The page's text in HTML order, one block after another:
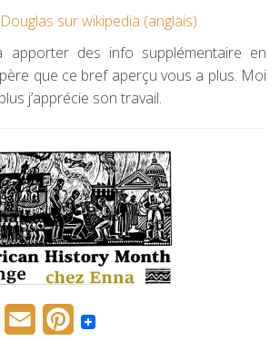
sur wikipedia (anglais)
apporter des info supplémentaire en
que ce bref aperçu vous a plus. Moi
j’apprécie son travail.
P